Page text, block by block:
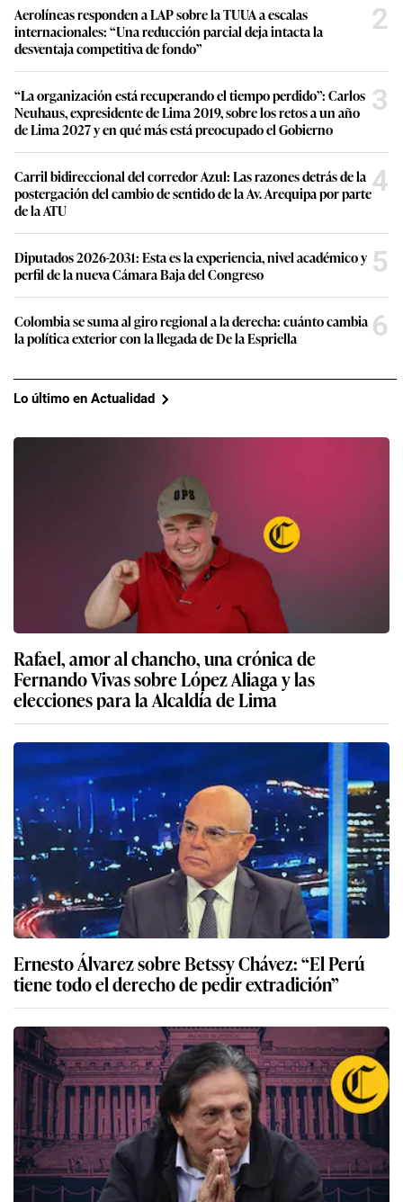
Aerolíneas responden a LAP sobre la TUUA a escalas
internacionales: “Una reducción parcial deja intacta la
desventaja competitiva de fondo”
2
“La organización está recuperando el tiempo perdido”: Carlos
Neuhaus, expresidente de Lima 2019, sobre los retos a un año
de Lima 2027 y en qué más está preocupado el Gobierno
3
Carril bidireccional del corredor Azul: Las razones detrás de la
postergación del cambio de sentido de la Av. Arequipa por parte
de la ATU
4
Diputados 2026-2031: Esta es la experiencia, nivel académico y
perfil de la nueva Cámara Baja del Congreso
5
Colombia se suma al giro regional a la derecha: cuánto cambia
la política exterior con la llegada de De la Espriella
6
Lo último en Actualidad
Rafael, amor al chancho, una crónica de
Fernando Vivas sobre López Aliaga y las
elecciones para la Alcaldía de Lima
Ernesto Álvarez sobre Betssy Chávez: “El Perú
tiene todo el derecho de pedir extradición”